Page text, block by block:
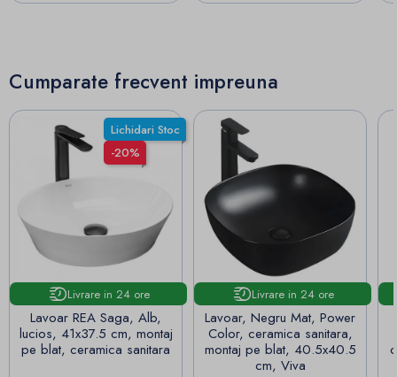
Cumparate frecvent impreuna
Lichidari Stoc
-20%
Livrare in 24 ore
Lavoar REA Saga, Alb,
lucios, 41x37.5 cm, montaj
pe blat, ceramica sanitara
Livrare in 24 ore
Lavoar, Negru Mat, Power
Color, ceramica sanitara,
montaj pe blat, 40.5x40.5
cm, Viva